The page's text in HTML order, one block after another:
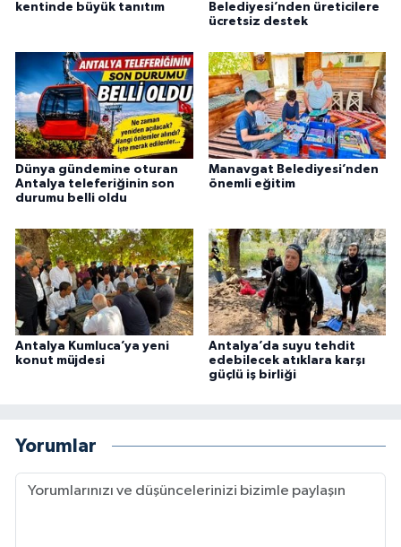
kentinde büyük tanıtım
Belediyesi’nden üreticilere
ücretsiz destek
Dünya gündemine oturan
Antalya teleferiğinin son
durumu belli oldu
Manavgat Belediyesi’nden
önemli eğitim
Antalya Kumluca’ya yeni
konut müjdesi
Antalya’da suyu tehdit
edebilecek atıklara karşı
güçlü iş birliği
Yorumlar